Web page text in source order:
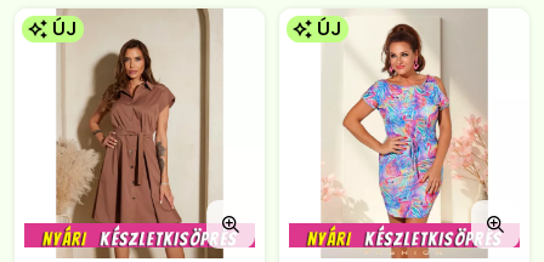
ÚJ ÚJ